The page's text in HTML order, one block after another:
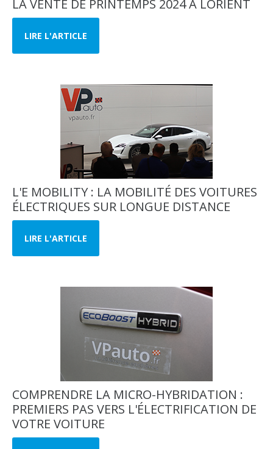
LA VENTE DE PRINTEMPS 2024 À LORIENT
LIRE L'ARTICLE
L'E MOBILITY : LA MOBILITÉ DES VOITURES
ÉLECTRIQUES SUR LONGUE DISTANCE
LIRE L'ARTICLE
COMPRENDRE LA MICRO-HYBRIDATION :
PREMIERS PAS VERS L'ÉLECTRIFICATION DE
VOTRE VOITURE